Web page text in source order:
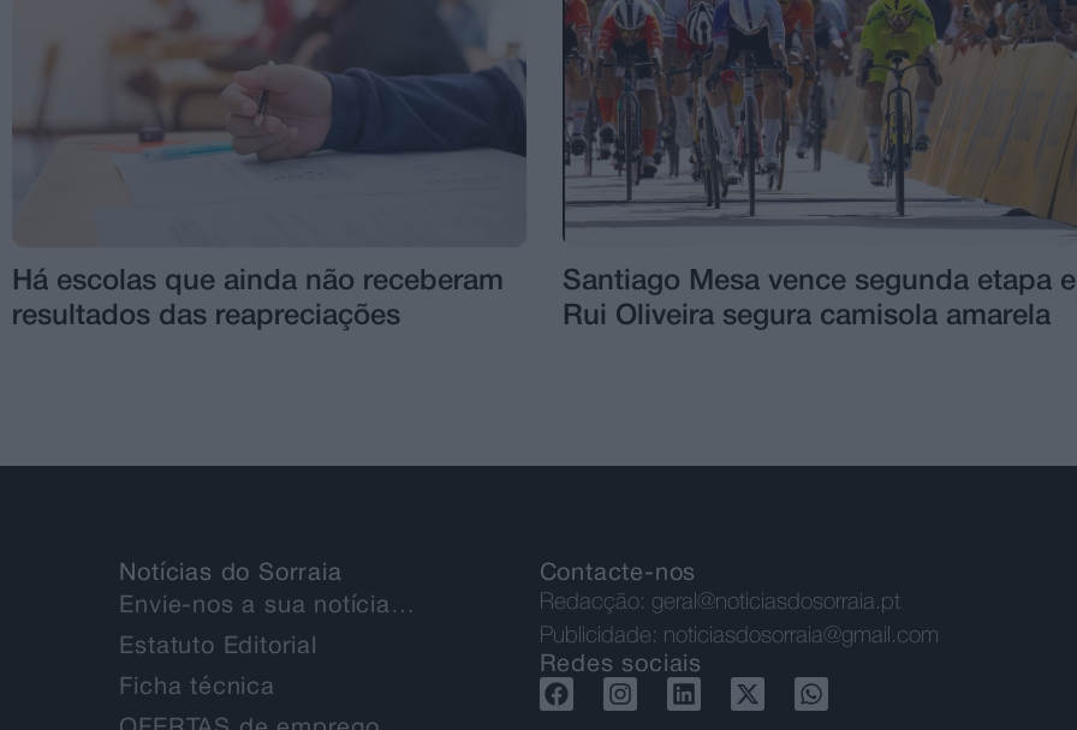
Há escolas que ainda não receberam
resultados das reapreciações
Santiago Mesa vence segunda etapa e
Rui Oliveira segura camisola amarela
Notícias do Sorraia
Envie-nos a sua notícia…
Estatuto Editorial
Ficha técnica
Contacte-nos
Redacção: geral@noticiasdosorraia.pt
Publicidade: noticiasdosorraia@gmail.com
Redes sociais